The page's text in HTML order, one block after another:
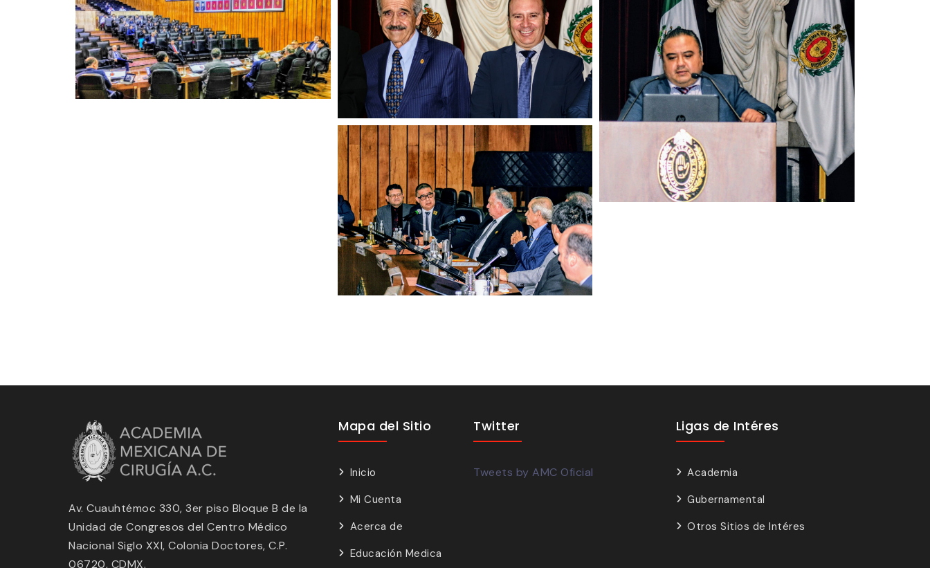
Av. Cuauhtémoc 330, 3er piso Bloque B de la
Unidad de Congresos del Centro Médico
Nacional Siglo XXI, Colonia Doctores, C.P.
06720, CDMX.
Mapa del Sitio
Inicio
Mi Cuenta
Acerca de
Educación Medica
Twitter
Tweets by AMC Oficial
Ligas de Intéres
Academia
Gubernamental
Otros Sitios de Intéres